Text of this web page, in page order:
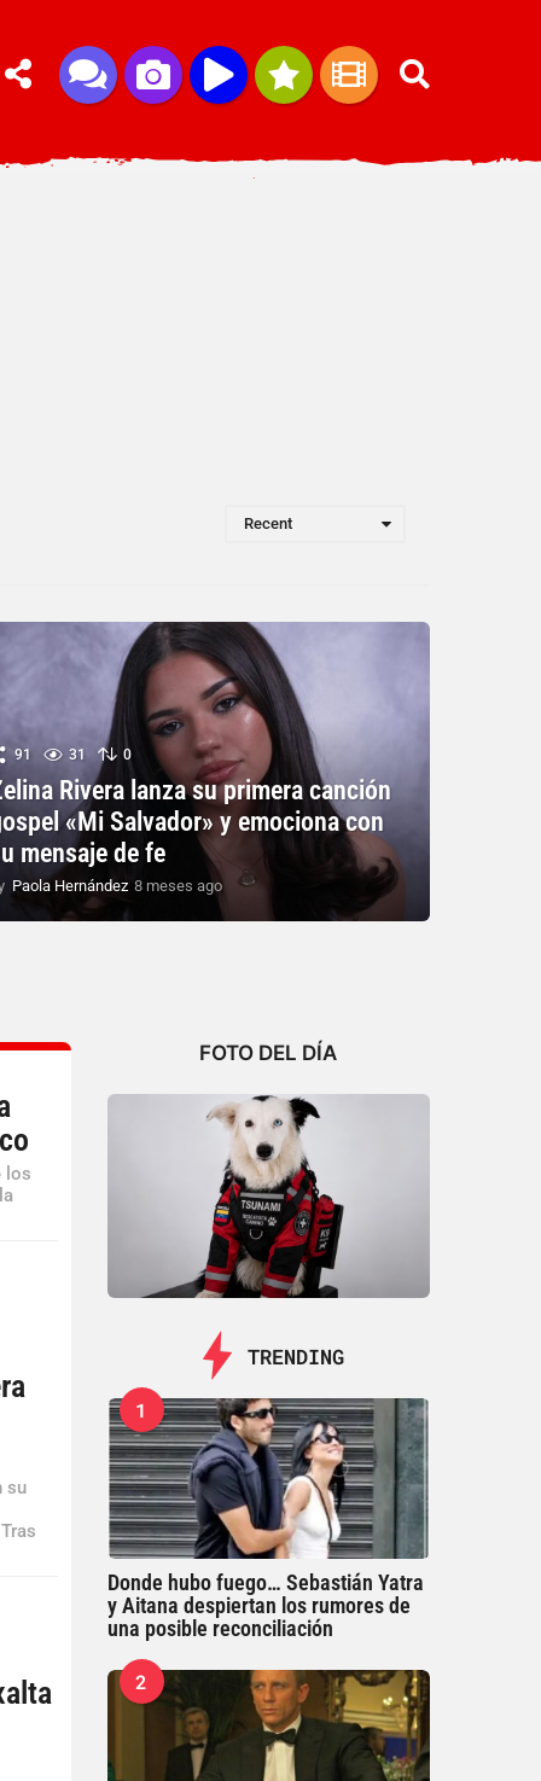
Recent
91 31 0
Rivera lanza su primera canción
«Mi Salvador» y emociona con
mensaje de fe
Paola Hernández 8 meses ago
g
los
su
FOTO DEL DÍA
TRENDING
1
Donde hubo fuego… Sebastián Yatra
y Aitana despiertan los rumores de
una posible reconciliación
2